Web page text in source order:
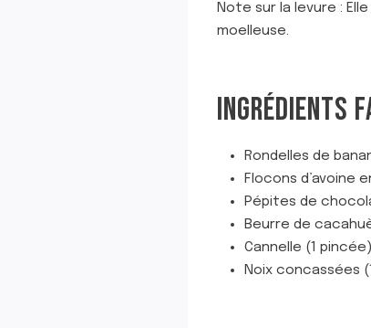
Note sur la levure :
moelleuse.
INGRÉDIENTS
Rondelles de
Flocons d’avoine
Pépites de
Beurre de
Cannelle (1 pincée)
Noix concassées